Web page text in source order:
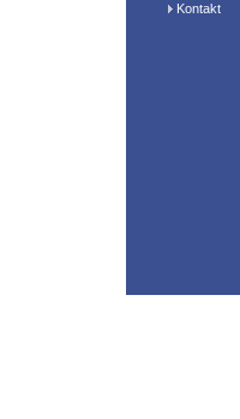
Kontakt